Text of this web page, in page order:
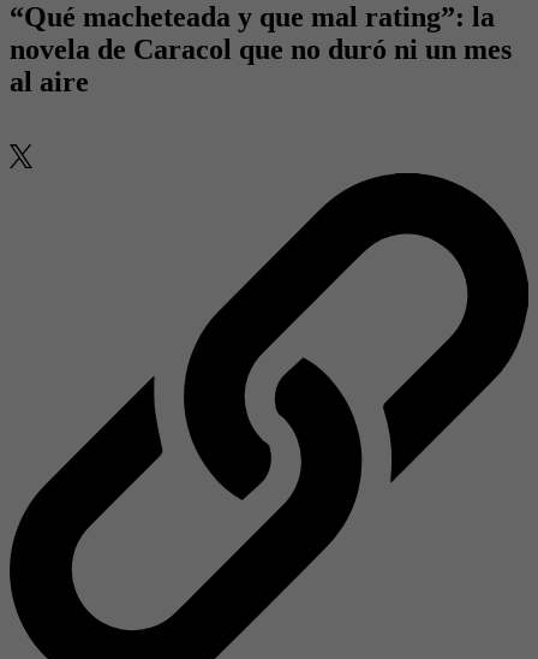
“Qué macheteada y que mal rating”: la
novela de Caracol que no duró ni un mes
al aire